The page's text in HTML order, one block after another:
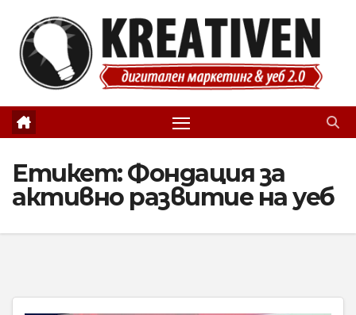
content
Етикет:Фондация за
активно развитие на уеб